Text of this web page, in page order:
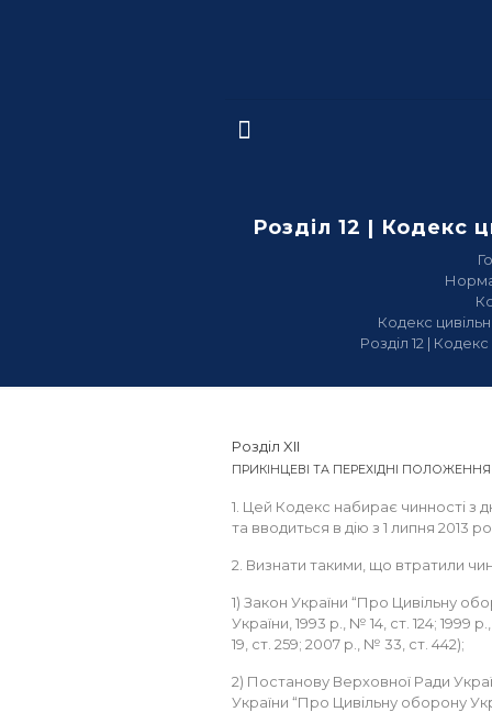
Розділ 12 | Кодекс
Кодекс
Розділ 12 |
Розділ XII
ПРИКІНЦЕВІ ТА ПЕРЕХІДНІ ПОЛОЖЕННЯ
1. Цей Кодекс набирає чинності з
та вводиться в дію з 1 липня 2013
2. Визнати такими, що втратили
1) Закон України “Про Цивільну
України, 1993 р., № 14, ст. 124; 1999
19, ст. 259; 2007 р., № 33, ст. 442);
2) Постанову Верховної Ради
України “Про Цивільну оборону